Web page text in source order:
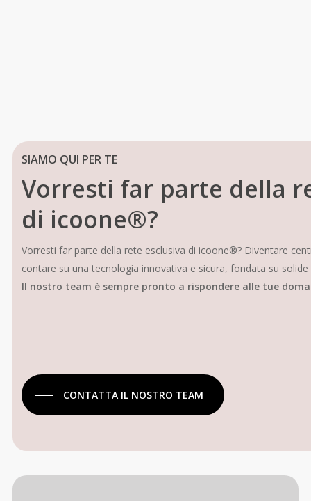
SIAMO QUI PER TE
Vorresti far parte della
di icoone®?
Vorresti far parte della rete esclusiva di icoone®? Diventare
contare su una tecnologia innovativa e sicura, fondata su solide
Il nostro team è sempre pronto a rispondere alle tue
CONTATTA IL NOSTRO TEAM